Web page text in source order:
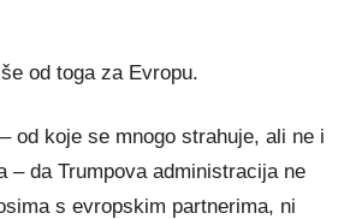
od toga za Evropu.
od koje se mnogo strahuje, ali ne i
– da Trumpova administracija ne
s evropskim partnerima, ni